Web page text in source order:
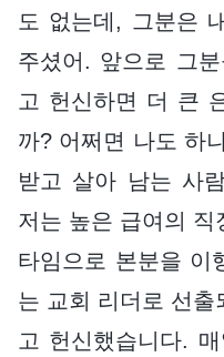
도 없는데, 그분은
주셨어. 앞으로 그
고 헌신하면 더 큰
까? 어쩌면 나도 하
받고 살아 남는 사
저는 높은 급여의 직
타임으로 본분을 이
는 교회 리더로 선출
고 헌신했습니다.